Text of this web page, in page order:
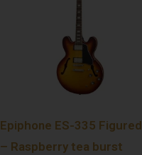
Epiphone ES-335 Figured
– Raspberry tea burst